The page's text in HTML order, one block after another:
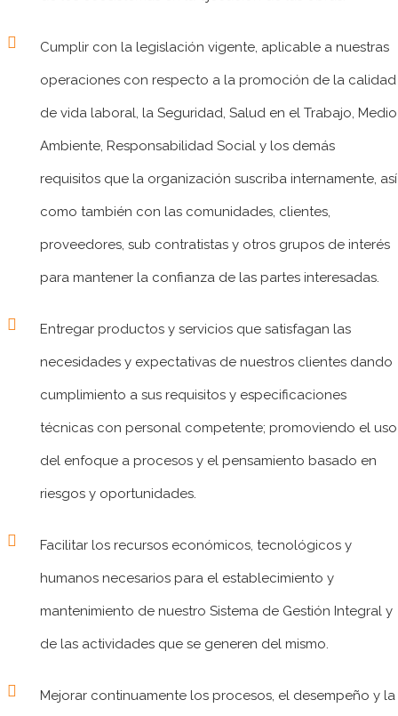
Cumplir con la legislación vigente, aplicable a nuestras
operaciones con respecto a la promoción de la calidad
de vida laboral, la Seguridad, Salud en el Trabajo, Medio
Ambiente, Responsabilidad Social y los demás
requisitos que la organización suscriba internamente, así
como también con las comunidades, clientes,
proveedores, sub contratistas y otros grupos de interés
para mantener la confianza de las partes interesadas.
Entregar productos y servicios que satisfagan las
necesidades y expectativas de nuestros clientes dando
cumplimiento a sus requisitos y especificaciones
técnicas con personal competente; promoviendo el uso
del enfoque a procesos y el pensamiento basado en
riesgos y oportunidades.
Facilitar los recursos económicos, tecnológicos y
humanos necesarios para el establecimiento y
mantenimiento de nuestro Sistema de Gestión Integral y
de las actividades que se generen del mismo.
Mejorar continuamente los procesos, el desempeño y la